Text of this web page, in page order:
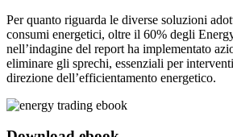
Per quanto riguarda le diverse soluzioni
consumi energetici, oltre il 60% degli
nell’indagine del report ha implementato
eliminare gli sprechi, essenziali per
direzione dell’efficientamento energetico.